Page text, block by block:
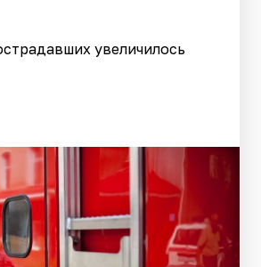
увеличилось